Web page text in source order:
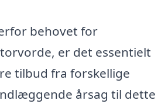
behovet for
er det essentielt
tilbud fra forskellige
årsag til dette